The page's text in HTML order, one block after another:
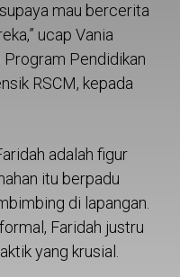
mau bercerita
ucap Vania
Pendidikan
RSCM, kepada
adalah figur
itu berpadu
di lapangan.
Faridah justru
yang krusial.